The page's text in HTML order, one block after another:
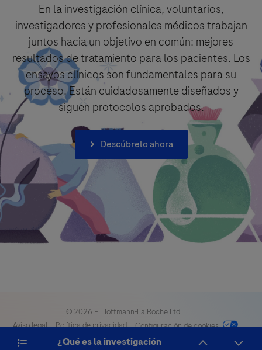
Toggle navigation
¿Qué es la investigación
En la investigación clínica, voluntarios,
investigadores y profesionales médicos trabajan
juntos hacia un objetivo en común: mejores
resultados de tratamiento para los pacientes. Los
ensayos clínicos son fundamentales para su
proceso. Están cuidadosamente diseñados y
siguen protocolos aprobados.
Descúbrelo ahora
© 2026 F. Hoffmann-La Roche Ltd
Aviso legal
Política de privacidad
Configuración de cookies
Declaración de Acceso